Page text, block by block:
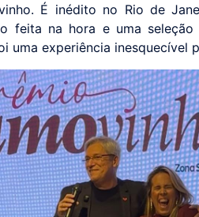
É inédito no Rio de
feita na hora e uma
uma experiência inesquecível